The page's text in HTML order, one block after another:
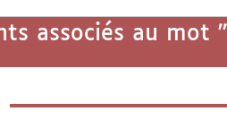
associés au mot "